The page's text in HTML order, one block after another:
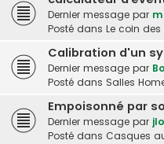
Dernier message par
Posté dans Le coin des
Calibration d'un
Dernier message par
Posté dans Salles
Empoisonné par
Dernier message par jlo
Posté dans Casques